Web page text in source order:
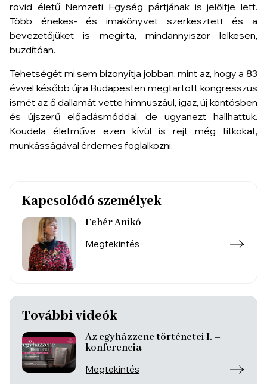
rövid életű Nemzeti Egység pártjának is jelöltje lett.
Több énekes- és imakönyvet szerkesztett és a
bevezetőjüket is megírta, mindannyiszor lelkesen,
buzdítóan.
Tehetségét mi sem bizonyítja jobban, mint az, hogy a 83
évvel később újra Budapesten megtartott kongresszus
ismét az ő dallamát vette himnuszául, igaz, új köntösben
és újszerű előadásmóddal, de ugyanezt hallhattuk.
Koudela életműve ezen kívül is rejt még titkokat,
munkásságával érdemes foglalkozni.
Kapcsolódó személyek
Fehér Anikó
Megtekintés
További videók
Az egyházzene történetei I. –
konferencia
Megtekintés